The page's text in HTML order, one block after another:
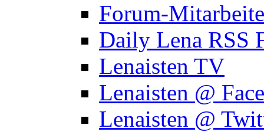
Forum-
Daily Lena RSS
Lenaisten TV
Lenaisten @
Lenaisten @